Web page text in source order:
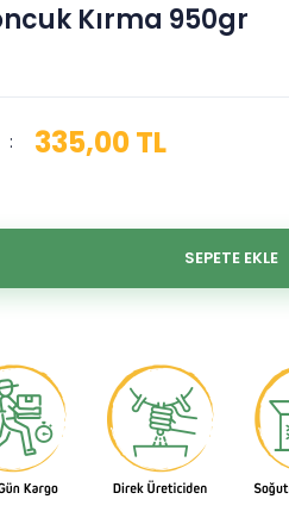
Kırma 950gr
: 335,00 TL